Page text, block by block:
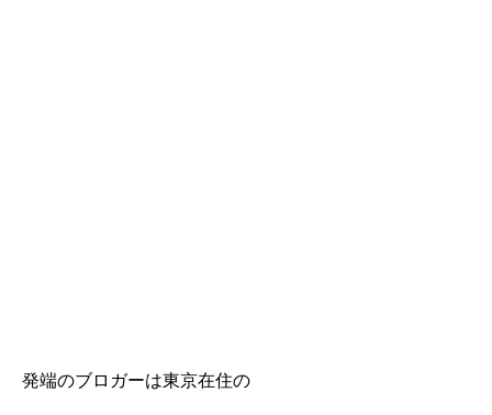
発端のブロガーは東京在住の